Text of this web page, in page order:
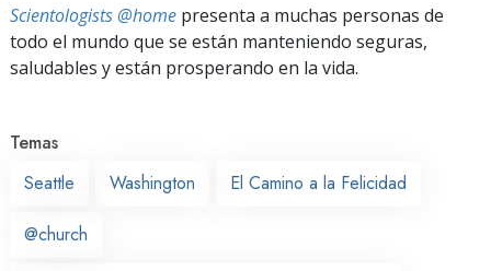
Scientologists @home presenta a muchas personas de
todo el mundo que se están manteniendo seguras,
saludables y están prosperando en la vida.
Temas
Seattle
Washington El Camino a la Felicidad
@church